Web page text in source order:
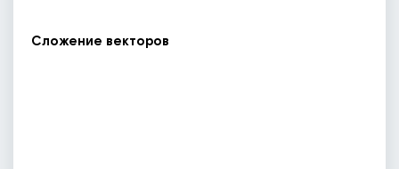
Сложение векторов